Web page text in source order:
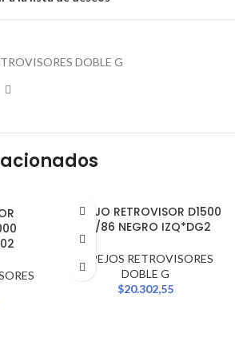
DOBLE G
ESPEJO RETROVISOR D1500
82/86 NEGRO IZQ*DG2
ESPEJOS RETROVISORES
DOBLE G
$20.302,55